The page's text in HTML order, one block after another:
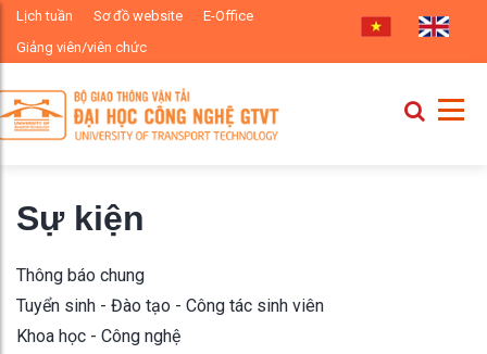
Lịch tuần Sơ đồ website
E-Office
Giảng viên/viên chức
Sự kiện
Thông báo chung
Tuyển sinh - Đào tạo - Công tác sinh viên
Khoa học - Công nghệ